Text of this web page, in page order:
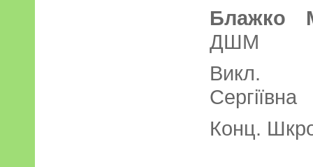
Блажко
Викл.
Сергіївна
Конц.